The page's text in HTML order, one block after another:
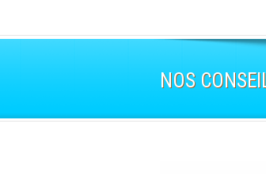
NOS